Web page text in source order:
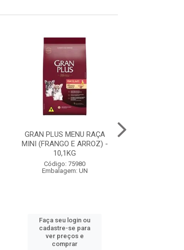
GRAN PLUS MENU RAÇA
MINI (FRANGO E ARROZ) -
10,1KG
Código: 75980
Embalagem: UN
Faça seu login ou
cadastre-se para
ver preços e
comprar